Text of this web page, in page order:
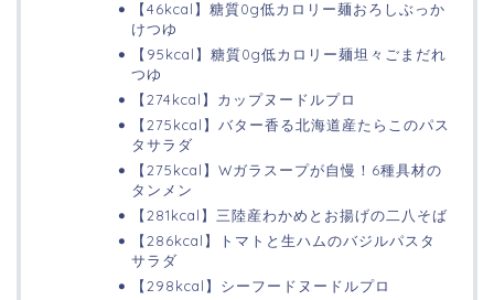
【46kcal】糖質0g低カロリー麺おろしぶっか
けつゆ
【95kcal】糖質0g低カロリー麺坦々ごまだれ
つゆ
【274kcal】カップヌードルプロ
【275kcal】バター香る北海道産たらこのパス
タサラダ
【275kcal】Wガラスープが自慢！6種具材の
タンメン
【281kcal】三陸産わかめとお揚げの二八そば
【286kcal】トマトと生ハムのバジルパスタ
サラダ
【298kcal】シーフードヌードルプロ